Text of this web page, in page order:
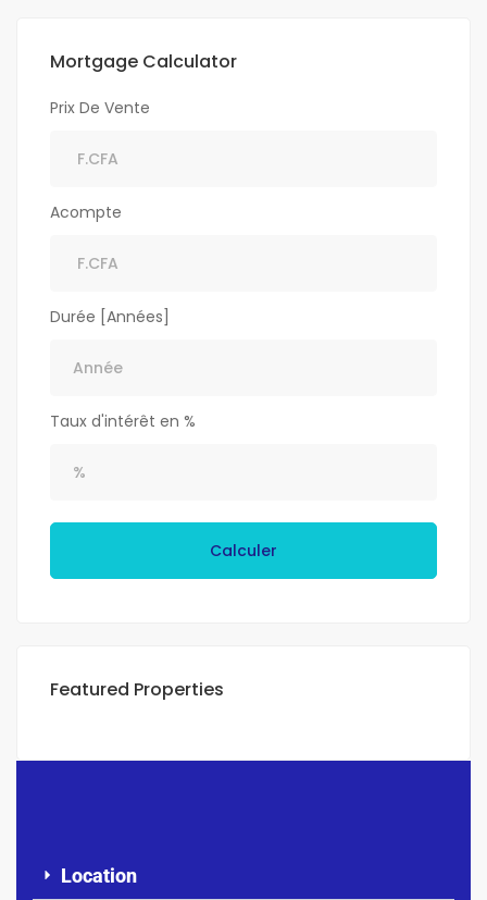
Mortgage Calculator
Prix De Vente
Acompte
Durée [Années]
Taux d'intérêt en %
Calculer
Featured Properties
Location